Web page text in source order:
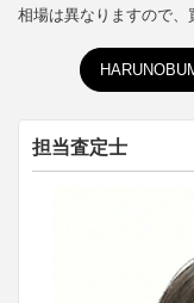
相場は異なりますので、
担当査定士